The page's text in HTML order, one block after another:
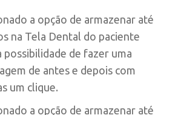
a opção de armazenar até
na Tela Dental do paciente
possibilidade de fazer uma
de antes e depois com
um clique.
a opção de armazenar até